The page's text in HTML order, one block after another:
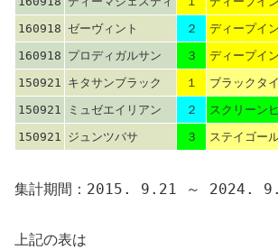
160918 ゼーヴィント ２ ディープイ
160918 プロディガルサン ３ ディープイ
150921 キタサンブラック １ ブラックタ
150921
ミュゼエイリアン ２ スクリーン
150921 ジュンツバサ ３ ステイゴー
集計期間：2015. 9.21 ～ 2024.
上記の表は